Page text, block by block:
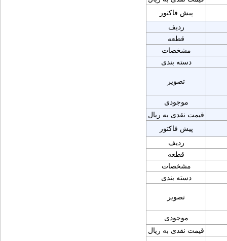
پیش فاکتور
ردیف
قطعه
مشخصات
دسته بندی
تصویر
موجودی
قیمت نقدی به ریال
پیش فاکتور
ردیف
قطعه
مشخصات
دسته بندی
تصویر
موجودی
قیمت نقدی به ریال